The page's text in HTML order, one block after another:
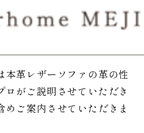
本革レザーソファの革の性
がご説明させていただき
ご案内させていただきま